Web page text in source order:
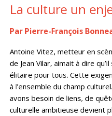
La culture un
Par Pierre-François
Antoine Vitez, metteur en
de Jean Vilar, aimait à dire
élitaire pour tous. Cette
à l’ensemble du champ
avons besoin de liens, de
culturelle ambitieuse devient